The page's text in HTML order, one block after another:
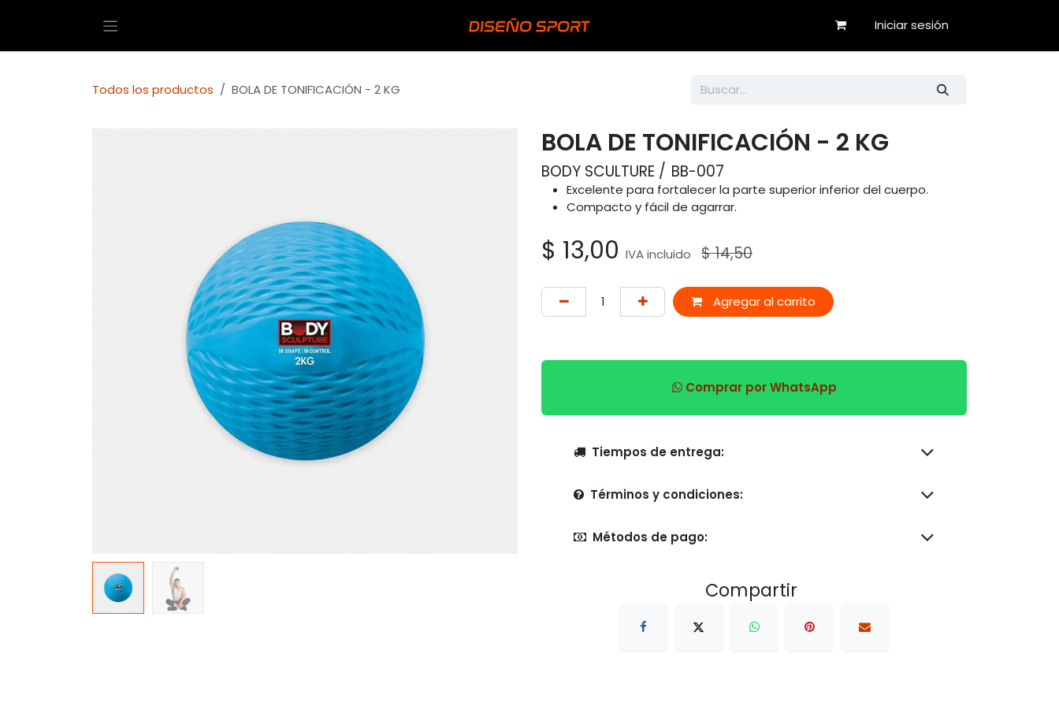
Iniciar sesión
Todos los productos BOLA DE TONIFICACIÓN - 2 KG
BOLA DE TONIFICACIÓN - 2 KG
BODY SCULTURE BB-007
Excelente para fortalecer la parte superior inferior del cuerpo.
Compacto y fácil de agarrar.
$ 13,00 IVA incluido $14,50
Agregar al carrito
Comprar por WhatsApp
Tiempos de entrega:
Términos y condiciones:
Métodos de pago:
Compartir